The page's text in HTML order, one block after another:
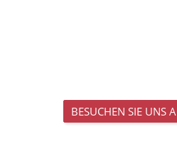
BESUCHEN SIE UNS